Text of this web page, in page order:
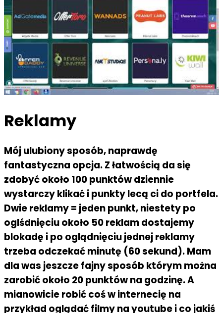
Reklamy
Mój ulubiony sposób, naprawdę
fantastyczna opcja. Z łatwością da się
zdobyć około 100 punktów dziennie
wystarczy klikać i punkty lecą ci do portfela.
Dwie reklamy = jeden punkt, niestety po
oglśdnięciu około 50 reklam dostajemy
blokadę i po oglądnięciu jednej reklamy
trzeba odczekać minutę (60 sekund). Mam
dla was jeszcze fajny sposób którym można
zarobić około 20 punktów na godzinę. A
mianowicie robić coś w internecię na
przykład oglądać filmy na youtube i co jakiś